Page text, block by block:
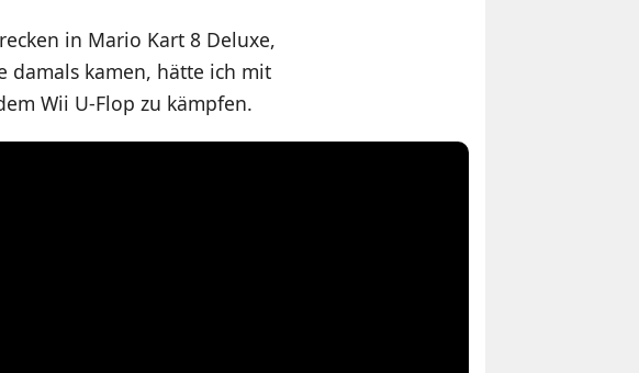
in Mario Kart 8 Deluxe,
damals kamen, hätte ich mit
Wii U-Flop zu kämpfen.